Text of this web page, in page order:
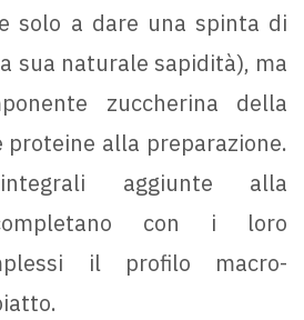
solo a dare una spinta di
sua naturale sapidità), ma
zuccherina della
alla preparazione.
aggiunte alla
con i loro
il profilo macro-